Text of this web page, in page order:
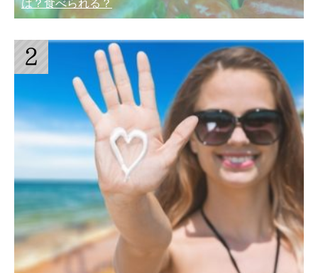
は？食べられる？